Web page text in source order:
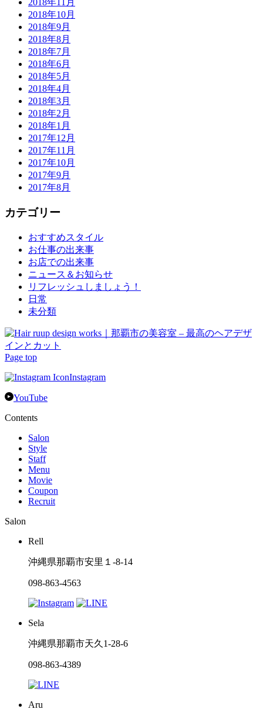
2018年11月
2018年10月
2018年9月
2018年8月
2018年7月
2018年6月
2018年5月
2018年4月
2018年3月
2018年2月
2018年1月
2017年12月
2017年11月
2017年10月
2017年9月
2017年8月
カテゴリー
おすすめスタイル
お仕事の出来事
お店での出来事
ニュース＆お知らせ
リフレッシュしましょう！
日常
未分類
Page top
Instagram
YouTube
Contents
Salon
Style
Staff
Menu
Movie
Coupon
Recruit
Salon
Rell
沖縄県那覇市安里１-8-14
098-863-4563
Sela
沖縄県那覇市天久1-28-6
098-863-4389
Aru